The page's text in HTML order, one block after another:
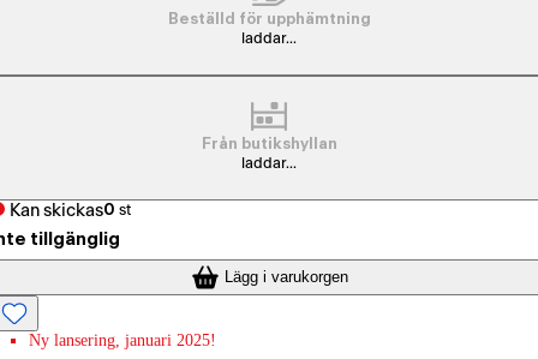
Beställd för upphämtning
laddar...
Från butikshyllan
laddar...
Kan skickas0 st
tillgänglig
Lägg i varukorgen
Ny lansering, januari 2025!